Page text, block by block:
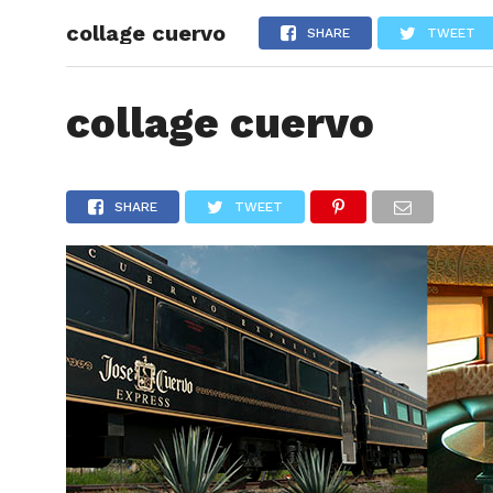
collage cuervo SHARE TWEET
collage cuervo
SHARE TWEET